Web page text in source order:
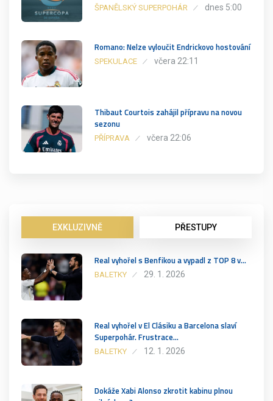
ŠPANĚLSKÝ SUPERPOHÁR dnes 5:00
Romano: Nelze vyloučit Endrickovo hostování
SPEKULACE včera 22:11
Thibaut Courtois zahájil přípravu na novou
sezonu
PŘÍPRAVA včera 22:06
EXKLUZIVNĚ PŘESTUPY
Real vyhořel s Benfikou a vypadl z TOP 8 v…
BALETKY 29. 1. 2026
Real vyhořel v El Clásiku a Barcelona slaví
Superpohár. Frustrace…
BALETKY 12. 1. 2026
Dokáže Xabi Alonso zkrotit kabinu plnou